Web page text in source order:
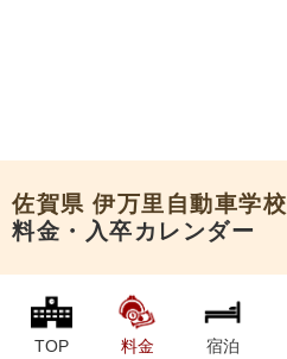
佐賀県 伊万里自動車学校
料金・入卒カレンダー
TOP 料金 宿泊